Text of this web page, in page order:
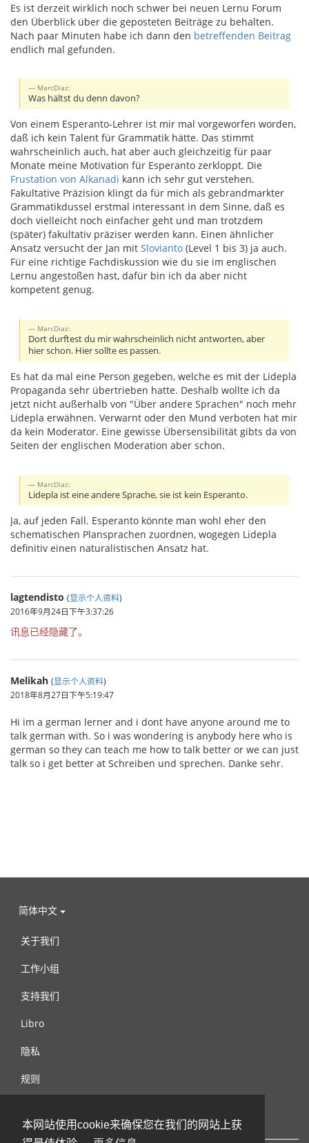
本网站使用cookie来确保您在我们的网站上获
Es ist derzeit wirklich noch schwer bei neuen Lernu Forum
den Überblick über die geposteten Beiträge zu behalten.
Nach paar Minuten habe ich dann den betreffenden Beitrag
endlich mal gefunden.
MarcDiaz:
Was hältst du denn davon?
Von einem Esperanto-Lehrer ist mir mal vorgeworfen worden,
daß ich kein Talent für Grammatik hätte. Das stimmt
wahrscheinlich auch, hat aber auch gleichzeitig für paar
Monate meine Motivation für Esperanto zerkloppt. Die
Frustation von Alkanadi kann ich sehr gut verstehen.
Fakultative Präzision klingt da für mich als gebrandmarkter
Grammatikdussel erstmal interessant in dem Sinne, daß es
doch vielleicht noch einfacher geht und man trotzdem
(später) fakultativ präziser werden kann. Einen ähnlicher
Ansatz versucht der Jan mit Slovianto (Level 1 bis 3) ja auch.
Für eine richtige Fachdiskussion wie du sie im englischen
Lernu angestoßen hast, dafür bin ich da aber nicht
kompetent genug.
MarcDiaz:
Dort durftest du mir wahrscheinlich nicht antworten, aber
hier schon. Hier sollte es passen.
Es hat da mal eine Person gegeben, welche es mit der Lidepla
Propaganda sehr übertrieben hatte. Deshalb wollte ich da
jetzt nicht außerhalb von "Über andere Sprachen" noch mehr
Lidepla erwähnen. Verwarnt oder den Mund verboten hat mir
da kein Moderator. Eine gewisse Übersensibilität gibts da von
Seiten der englischen Moderation aber schon.
MarcDiaz:
Lidepla ist eine andere Sprache, sie ist kein Esperanto.
Ja, auf jeden Fall. Esperanto könnte man wohl eher den
schematischen Plansprachen zuordnen, wogegen Lidepla
definitiv einen naturalistischen Ansatz hat.
lagtendisto (显示个人资料)
2016年9月24日下午3:37:26
讯息已经隐藏了。
Melikah (显示个人资料)
2018年8月27日下午5:19:47
Hi im a german lerner and i dont have anyone around me to
talk german with. So i was wondering is anybody here who is
german so they can teach me how to talk better or we can just
talk so i get better at Schreiben und sprechen. Danke sehr.
简体中文
关于我们
工作小组
支持我们
Libro
隐私
规则